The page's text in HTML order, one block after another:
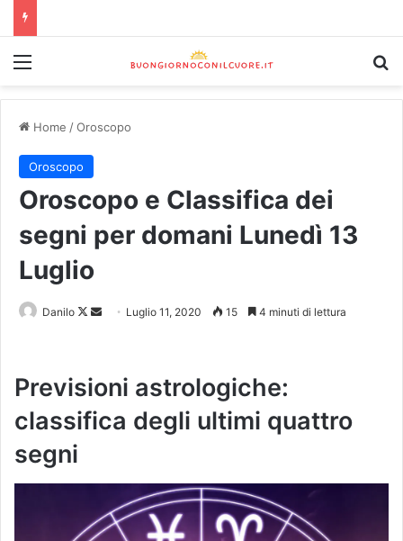
Home /Oroscopo
Oroscopo
Oroscopo e Classifica dei
segni per domani Lunedì 13
Luglio
Danilo Luglio 11, 2020 15 4 minuti di lettura
Previsioni astrologiche:
classifica degli ultimi quattro
segni